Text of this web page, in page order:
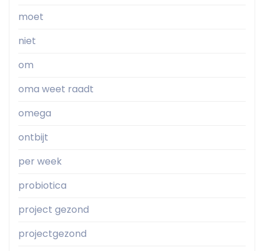
moet
niet
om
oma weet raadt
omega
ontbijt
per week
probiotica
project gezond
projectgezond